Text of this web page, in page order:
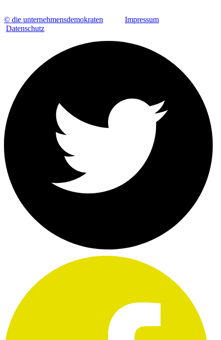
© die unternehmensdemokraten
Impressum
Datenschutz